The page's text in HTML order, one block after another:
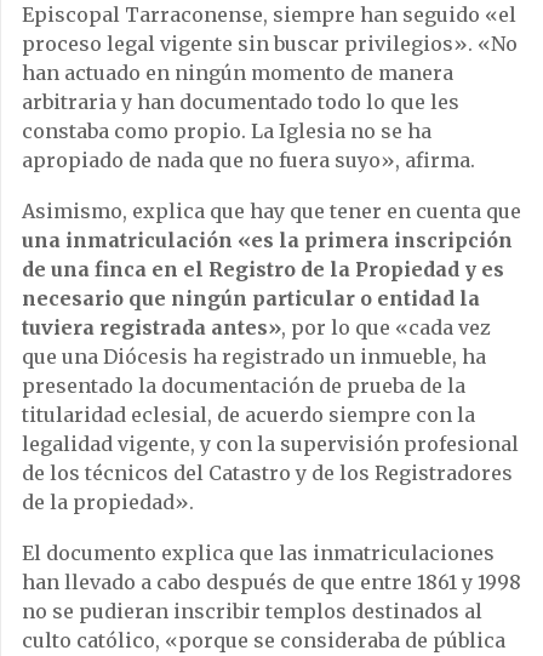
Episcopal Tarraconense, siempre han seguido «el
proceso legal vigente sin buscar privilegios». «No
han actuado en ningún momento de manera
arbitraria y han documentado todo lo que les
constaba como propio. La Iglesia no se ha
apropiado de nada que no fuera suyo», afirma.
Asimismo, explica que hay que tener en cuenta que
una inmatriculación «es la primera inscripción
de una finca en el Registro de la Propiedad y es
necesario que ningún particular o entidad la
tuviera registrada antes», por lo que «cada vez
que una Diócesis ha registrado un inmueble, ha
presentado la documentación de prueba de la
titularidad eclesial, de acuerdo siempre con la
legalidad vigente, y con la supervisión profesional
de los técnicos del Catastro y de los Registradores
de la propiedad».
El documento explica que las inmatriculaciones
han llevado a cabo después de que entre 1861 y 1998
no se pudieran inscribir templos destinados al
culto católico, «porque se consideraba de pública